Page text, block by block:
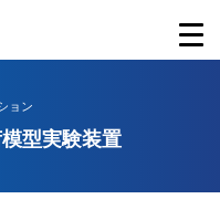
ョン
型実験装置